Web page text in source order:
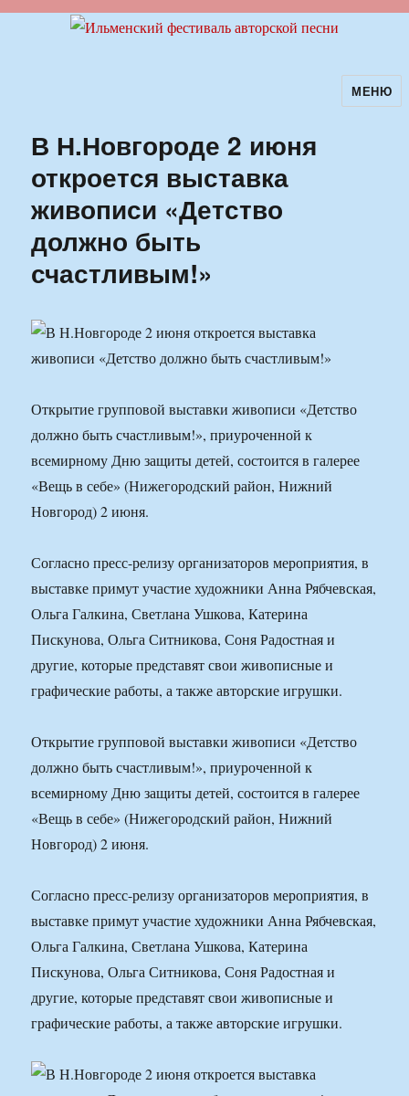
Ильменский фестиваль авторскойМЕНЮ
В Н.Новгороде 2 июня
откроется выставка
живописи «Детство
должно быть
счастливым!»
Открытие групповой выставки живописи «Детство
должно быть счастливым!», приуроченной к
всемирному Дню защиты детей, состоится в галерее
«Вещь в себе» (Нижегородский район, Нижний
Новгород) 2 июня.
Согласно пресс-релизу организаторов мероприятия, в
выставке примут участие художники Анна Рябчевская,
Ольга Галкина, Светлана Ушкова, Катерина
Пискунова, Ольга Ситникова, Соня Радостная и
другие, которые представят свои живописные и
графические работы, а также авторские игрушки.
Открытие групповой выставки живописи «Детство
должно быть счастливым!», приуроченной к
всемирному Дню защиты детей, состоится в галерее
«Вещь в себе» (Нижегородский район, Нижний
Новгород) 2 июня.
Согласно пресс-релизу организаторов мероприятия, в
выставке примут участие художники Анна Рябчевская,
Ольга Галкина, Светлана Ушкова, Катерина
Пискунова, Ольга Ситникова, Соня Радостная и
другие, которые представят свои живописные и
графические работы, а также авторские игрушки.